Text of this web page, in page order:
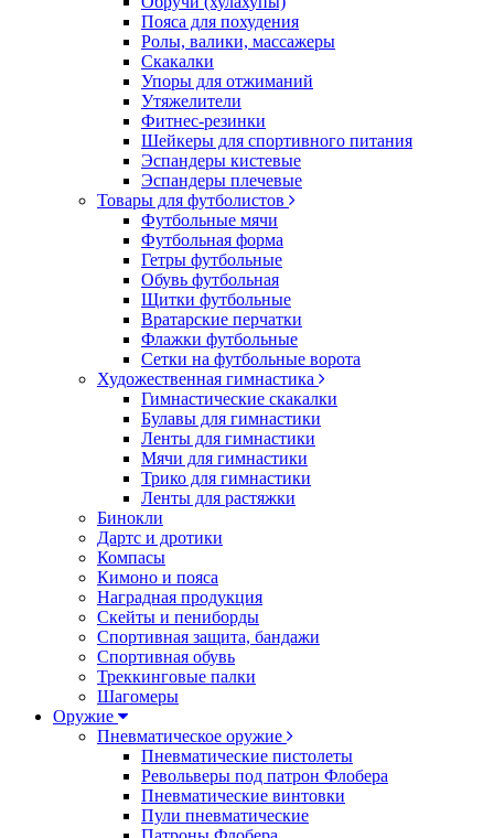
Пояса для похудения
Ролы, валики, массажеры
Скакалки
Упоры для отжиманий
Утяжелители
Фитнес-резинки
Шейкеры для спортивного питания
Эспандеры кистевые
Эспандеры плечевые
Товары для футболистов
Футбольные мячи
Футбольная форма
Гетры футбольные
Обувь футбольная
Щитки футбольные
Вратарские перчатки
Флажки футбольные
Сетки на футбольные ворота
Художественная гимнастика
Гимнастические скакалки
Булавы для гимнастики
Ленты для гимнастики
Мячи для гимнастики
Трико для гимнастики
Ленты для растяжки
Бинокли
Дартс и дротики
Компасы
Кимоно и пояса
Наградная продукция
Скейты и пениборды
Спортивная защита, бандажи
Спортивная обувь
Треккинговые палки
Шагомеры
Оружие
Пневматическое оружие
Пневматические пистолеты
Револьверы под патрон Флобера
Пневматические винтовки
Пули пневматические